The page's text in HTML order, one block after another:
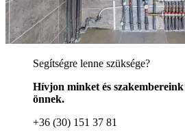
Segítségre lenne szüksége?
Hívjon minket és
önnek.
+36 (30) 151 37 81